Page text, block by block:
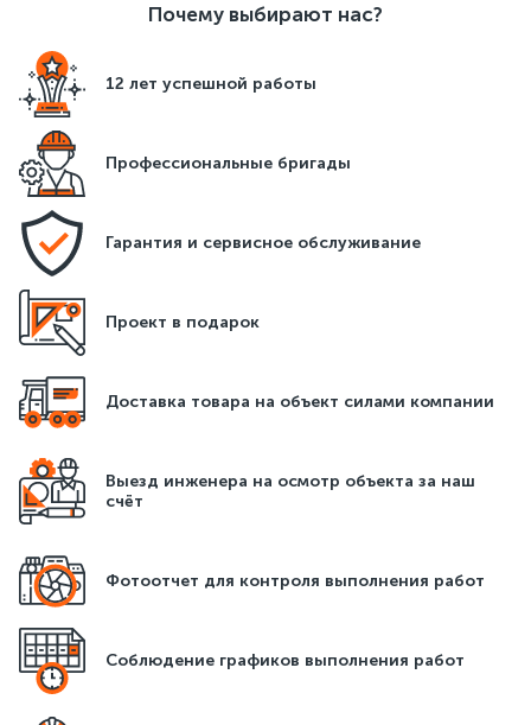
установку систем обогрева, которые служат для
время на очистку территории от снега, способствуют
сохранению целостности дорожного покрытия, а также
позволяют на долгие годы позабыть о неудобствах,
которые вызваны снежными массами и ледяным покрытием
у частного дома или гаража.
Компания ДаблДом занимается установкой
обогревательных систем для:
•
уличных площадок;
•
террас;
территорий близ дома;
•
дорожных покрытий;
•
скатов кровли;
Монтаж систем обогрева уличных площадок проводят
квалифицированные электрики и монтажники, что
значительно увеличивает безопасность в процессе
эксплуатации.
Основные этапы монтажа системы обогрева:
1.
Выбор и расчет системы обогрева для уличной
площадки.
Почему выбирают нас?
12 лет успешной работы
Профессиональные бригады
Гарантия и сервисное обслуживание
Проект в подарок
Доставка товара на объект силами компании
Выезд инженера на осмотр объекта за наш
счёт
Фотоотчет для контроля выполнения работ
Соблюдение графиков выполнения работ